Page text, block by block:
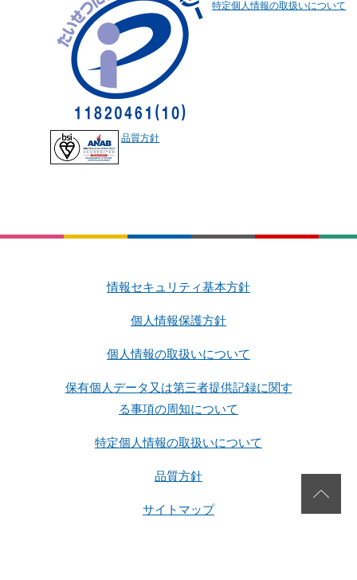
特定個人情報の取扱いについて
品質方針
情報セキュリティ基本方針
個人情報保護方針
個人情報の取扱いについて
保有個人データ又は第三者提供記録に関す
る事項の周知について
特定個人情報の取扱いについて
品質方針
サイトマップ